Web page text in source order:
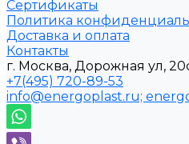
Сертификаты
Политика
Доставка и оплата
Контакты
г. Москва, Дорожная ул,
+7(495) 720-89-53
info@energoplast.ru;